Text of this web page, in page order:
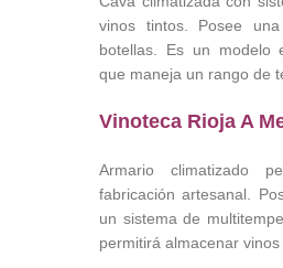
vinos tintos. Posee
botellas. Es un modelo
que maneja un rango de
Vinoteca Rioja A
Armario climatizado
fabricación artesanal.
un sistema de
permitirá almacenar vinos